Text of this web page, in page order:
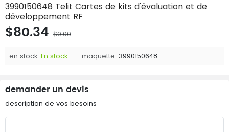
3990150648 Telit Cartes de kits d'évaluation et de
développement RF
$80.34 $0.00
en stock: En stock maquette: 3990150648
demander un devis
description de vos besoins